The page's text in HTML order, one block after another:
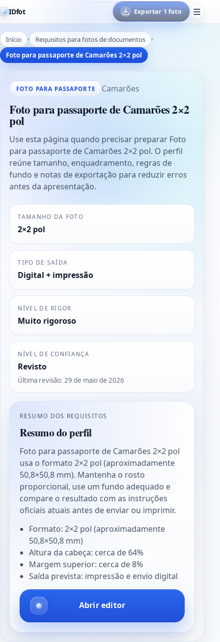
IDfot Exportar 1 foto
Início
Requisitos para fotos de documentos
Foto para passaporte de Camarões 2×2 pol
FOTO PARA PASSAPORTE Camarões
Foto para passaporte de Camarões 2×2
pol
Use esta página quando precisar preparar Foto
para passaporte de Camarões 2×2 pol. O perfil
reúne tamanho, enquadramento, regras de
fundo e notas de exportação para reduzir erros
antes da apresentação.
TAMANHO DA FOTO
2×2 pol
TIPO DE SAÍDA
Digital + impressão
NÍVEL DE RIGOR
Muito rigoroso
NÍVEL DE CONFIANÇA
Revisto
Última revisão:29 de maio de 2026
RESUMO DOS REQUISITOS
Resumo do perfil
Foto para passaporte de Camarões 2×2 pol
usa o formato 2×2 pol (aproximadamente
50,8×50,8 mm). Mantenha o rosto
proporcional, use um fundo adequado e
compare o resultado com as instruções
oficiais atuais antes de enviar ou imprimir.
Formato: 2×2 pol (aproximadamente
50,8×50,8 mm)
Altura da cabeça: cerca de 64%
Margem superior: cerca de 8%
Saída prevista: impressão e envio digital
Abrir editor